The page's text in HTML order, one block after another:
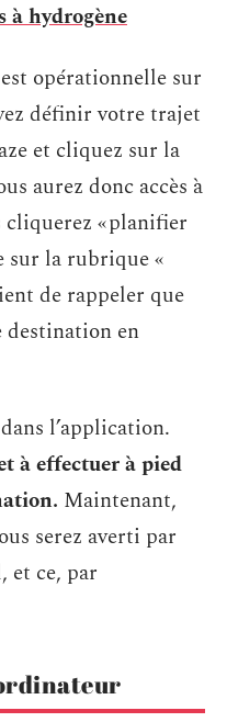
à hydrogène
opérationnelle sur
définir votre trajet
et cliquez sur la
aurez donc accès à
« planifier
sur la rubrique «
de rappeler que
destination en
l’application.
à effectuer à pied
Maintenant,
serez averti par
et ce, par